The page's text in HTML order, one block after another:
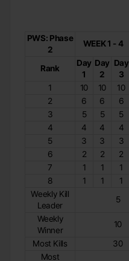
PWS: Phase
2
WEEK 1 - 4
Rank
Day
1
Day
2
Day
3
1
10 10 10
2
6 6 6
3
5 5 5
4
4 4 4
5
3 3 3
6
2 2 2
7
1 1 1
8
1 1 1
Weekly Kill
Leader
5
Weekly
Winner
10
Most Kills
30
Most